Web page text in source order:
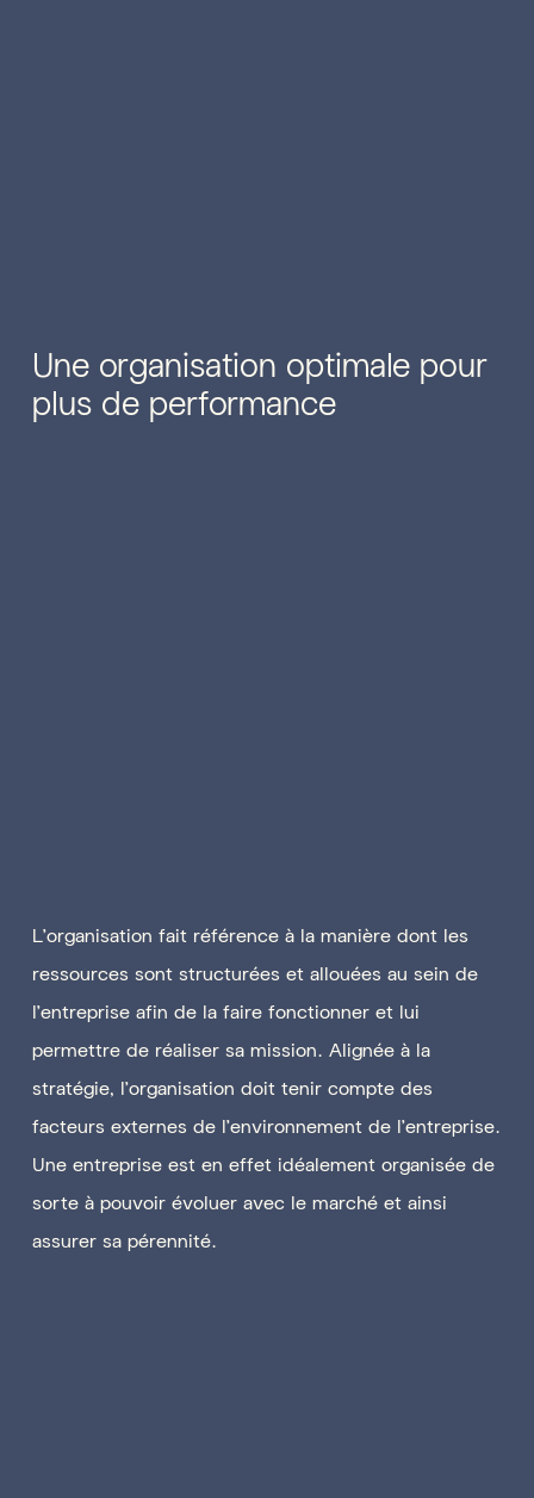
Une organisation optimale pour
plus de performance
L’organisation fait référence à la manière dont les
ressources sont structurées et allouées au sein de
l’entreprise afin de la faire fonctionner et lui
permettre de réaliser sa mission. Alignée à la
stratégie, l’organisation doit tenir compte des
facteurs externes de l’environnement de l’entreprise.
Une entreprise est en effet idéalement organisée de
sorte à pouvoir évoluer avec le marché et ainsi
assurer sa pérennité.